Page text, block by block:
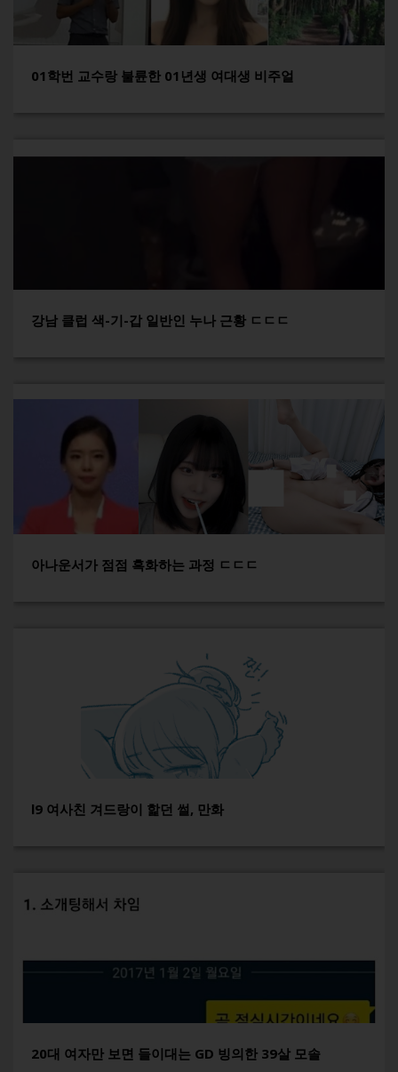
01학번 교수랑 불륜한 01년생 여대생 비주얼
강남 클럽 색-기-갑 일반인 누나 근황 ㄷㄷㄷ
아나운서가 점점 흑화하는 과정 ㄷㄷㄷ
l9 여사친 겨드랑이 핥던 썰, 만화
20대 여자만 보면 들이대는 GD 빙의한 39살 모솔